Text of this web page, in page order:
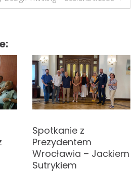
Spotkanie z
Prezydentem
Wrocławia – Jackiem
Sutrykiem